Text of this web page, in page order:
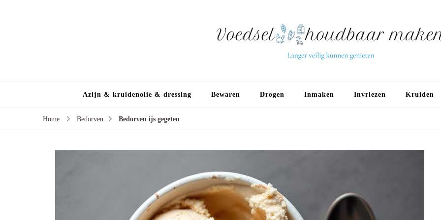
Azijn & kruidenolie & dressing Bewaren Drogen Inmaken Invriezen Kruiden
Home Bedorven Bedorven ijs gegeten